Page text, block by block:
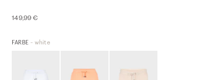
149,99 €
FARBE - white